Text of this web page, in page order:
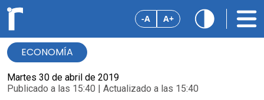
-A A+
ECONOMÍA
Martes 30 de abril de 2019
Publicado a las 15:40 | Actualizado a las 15:40